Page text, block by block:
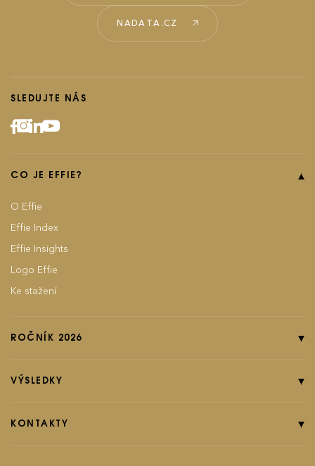
NADATA.CZ
SLEDUJTE NÁS
CO JE EFFIE?
O Effie
Effie Index
Effie Insights
Logo Effie
Ke stažení
ROČNÍK 2026
Pravidla soutěže
Poplatky
VÝSLEDKY
Ročník 2024
KONTAKTY